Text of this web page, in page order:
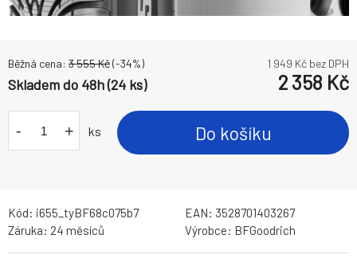
Běžná cena: 3 555Kč(-34%) 1 949 Kč bez DPH
Skladem do 48h (24 ks) 2 358 Kč
- + ks Do košíku
Kód: i655_tyBF68c075b7 EAN: 3528701403267
Záruka: 24 měsíců Výrobce: BFGoodrich